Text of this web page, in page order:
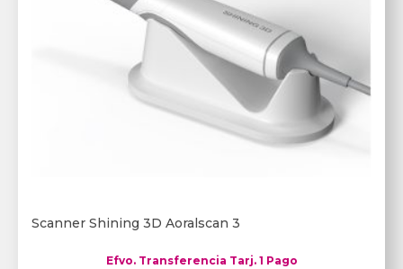
Scanner Shining 3D Aoralscan 3
Efvo. Transferencia Tarj. 1 Pago